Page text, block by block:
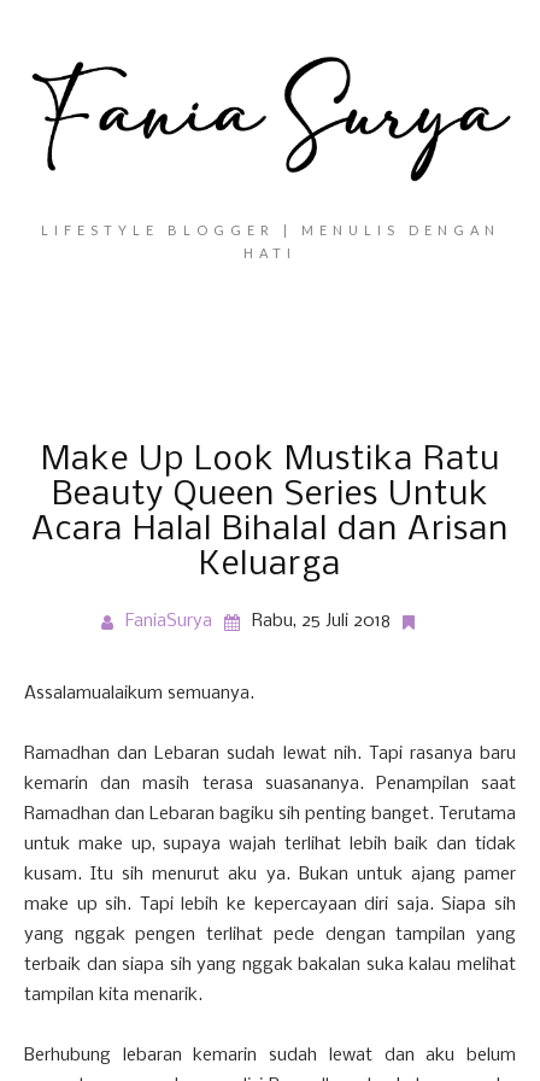
LIFESTYLE BLOGGER | MENULIS DENGAN
HATI
Make Up Look Mustika Ratu
Beauty Queen Series Untuk
Acara Halal Bihalal dan Arisan
Keluarga
FaniaSurya Rabu, 25 Juli 2018
Assalamualaikum semuanya.
Ramadhan dan Lebaran sudah lewat nih. Tapi rasanya baru
kemarin dan masih terasa suasananya. Penampilan saat
Ramadhan dan Lebaran bagiku sih penting banget. Terutama
untuk make up, supaya wajah terlihat lebih baik dan tidak
kusam. Itu sih menurut aku ya. Bukan untuk ajang pamer
make up sih. Tapi lebih ke kepercayaan diri saja. Siapa sih
yang nggak pengen terlihat pede dengan tampilan yang
terbaik dan siapa sih yang nggak bakalan suka kalau melihat
tampilan kita menarik.
Berhubung lebaran kemarin sudah lewat dan aku belum